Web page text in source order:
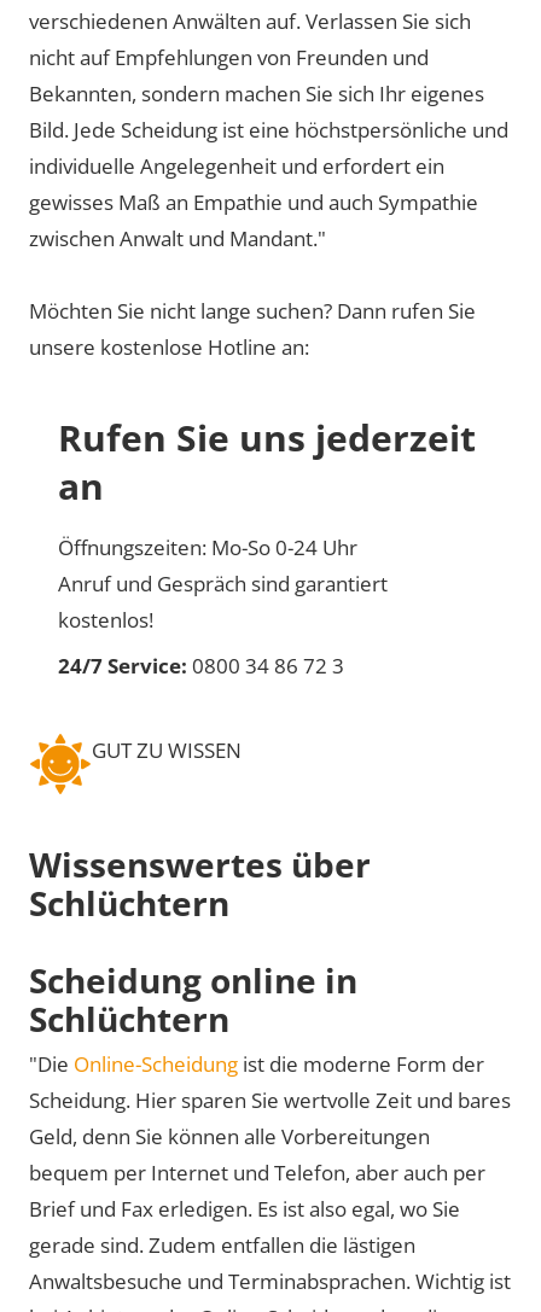
verschiedenen Anwälten auf. Verlassen Sie sich
nicht auf Empfehlungen von Freunden und
Bekannten, sondern machen Sie sich Ihr eigenes
Bild. Jede Scheidung ist eine höchstpersönliche und
individuelle Angelegenheit und erfordert ein
gewisses Maß an Empathie und auch Sympathie
zwischen Anwalt und Mandant."
Möchten Sie nicht lange suchen? Dann rufen Sie
unsere kostenlose Hotline an:
Rufen Sie uns jederzeit
an
Öffnungszeiten: Mo-So 0-24 Uhr
Anruf und Gespräch sind garantiert
kostenlos!
24/7 Service: 0800 34 86 72 3
GUT ZU WISSEN
Wissenswertes über
Schlüchtern
Scheidung online in
Schlüchtern
"Die Online-Scheidung ist die moderne Form der
Scheidung. Hier sparen Sie wertvolle Zeit und bares
Geld, denn Sie können alle Vorbereitungen
bequem per Internet und Telefon, aber auch per
Brief und Fax erledigen. Es ist also egal, wo Sie
gerade sind. Zudem entfallen die lästigen
Anwaltsbesuche und Terminabsprachen. Wichtig ist